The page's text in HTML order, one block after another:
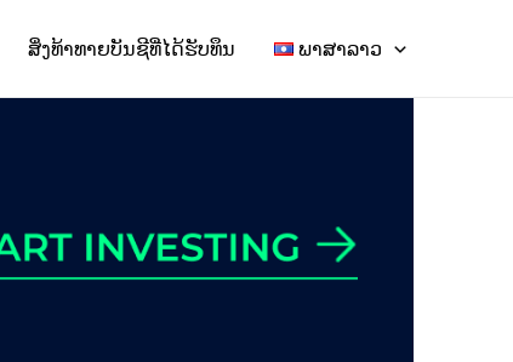
ສິ່ງທ້າທາຍບັນຊີທີ່ໄດ້ຮັບທຶນ ພາສາລາວ